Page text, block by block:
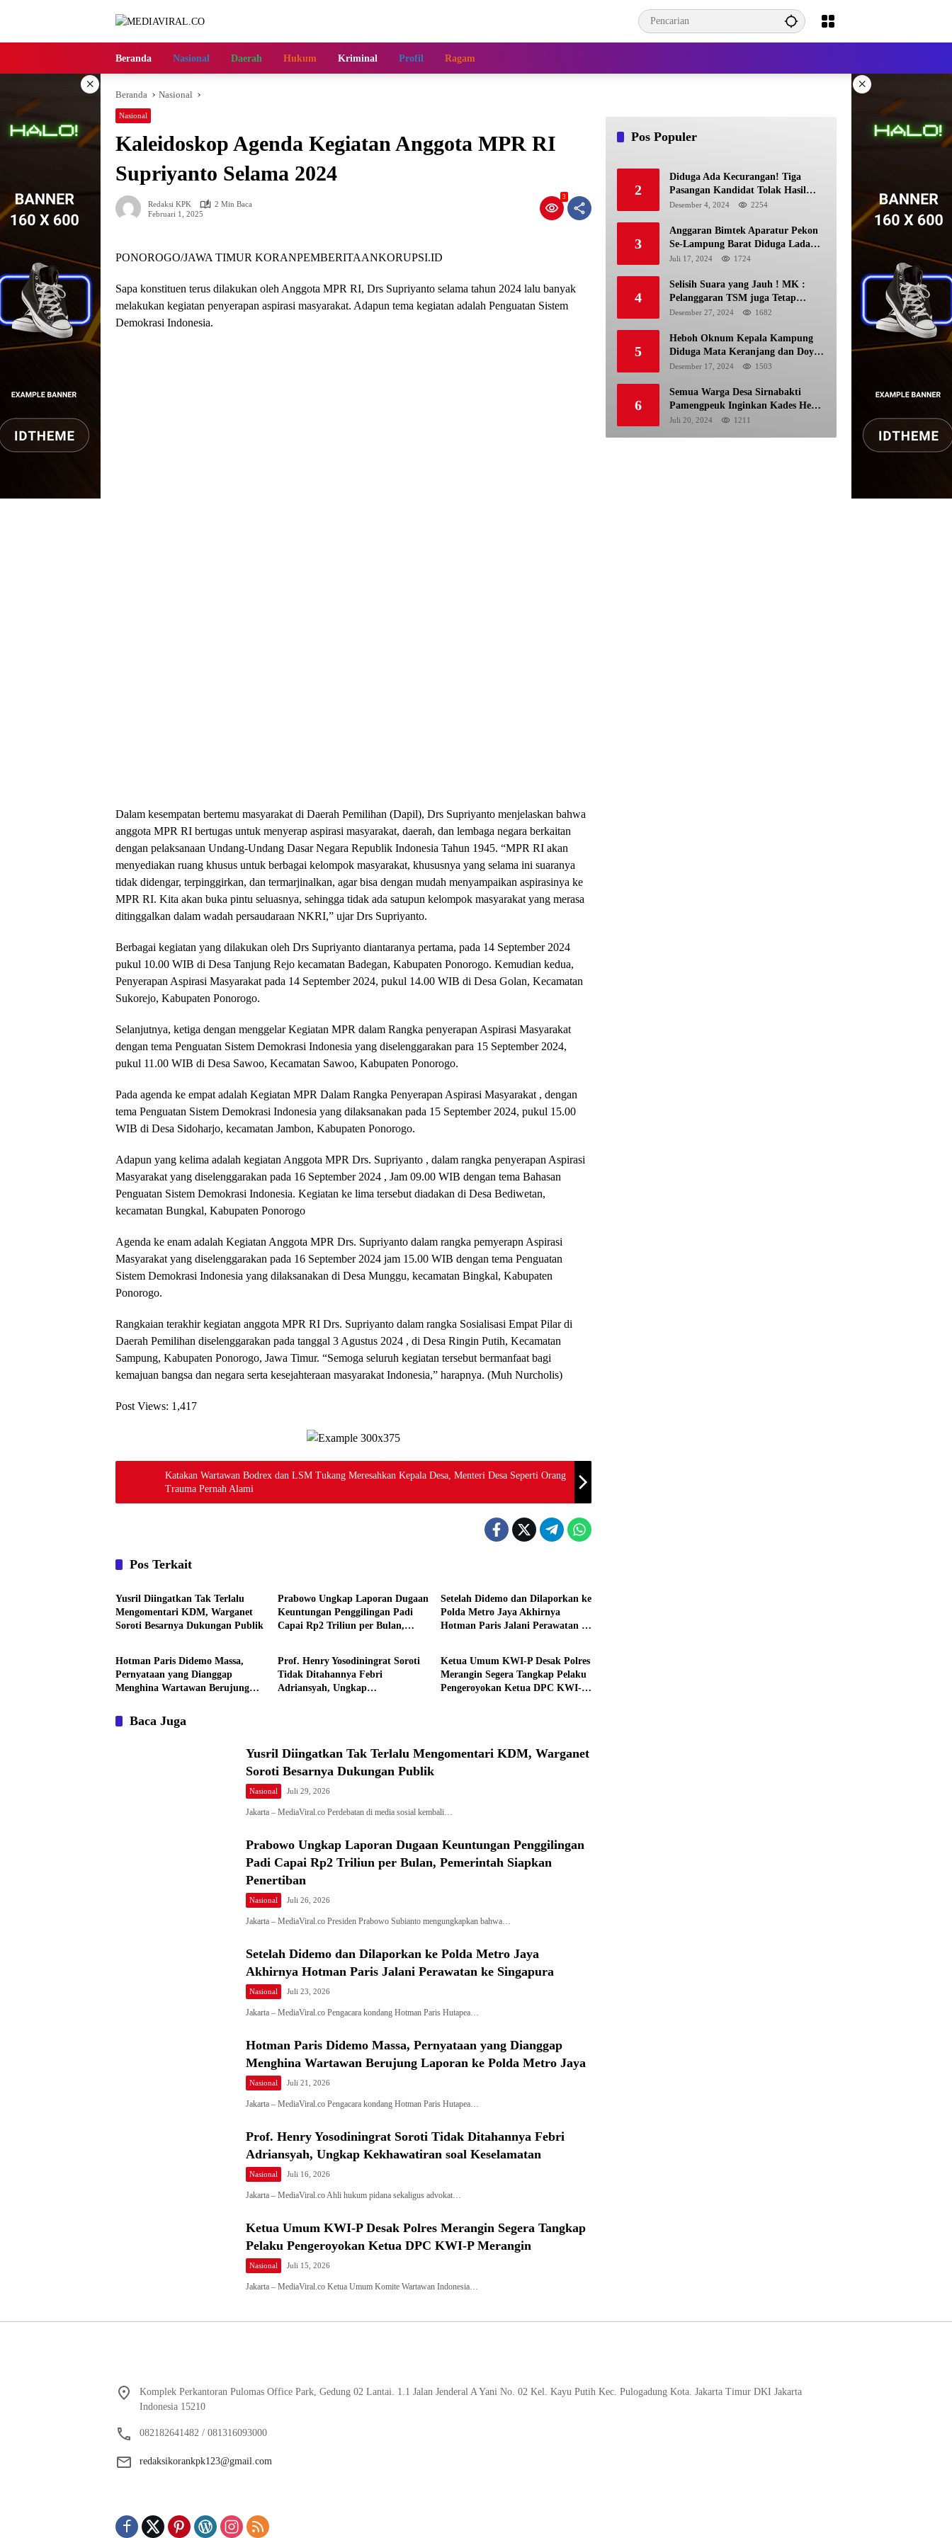
Beranda Nasional Daerah Hukum Kriminal Profil Ragam
× ×
Beranda Nasional
Nasional
Kaleidoskop Agenda Kegiatan Anggota MPR RI
Supriyanto Selama 2024
Redaksi KPK
2 Min Baca
Februari 1, 2025
3
PONOROGO/JAWA TIMUR KORANPEMBERITAANKORUPSI.ID
Sapa konstituen terus dilakukan oleh Anggota MPR RI, Drs Supriyanto selama tahun 2024 lalu banyak
melakukan kegiatan penyerapan aspirasi masyarakat. Adapun tema kegiatan adalah Penguatan Sistem
Demokrasi Indonesia.
Dalam kesempatan bertemu masyarakat di Daerah Pemilihan (Dapil), Drs Supriyanto menjelaskan bahwa
anggota MPR RI bertugas untuk menyerap aspirasi masyarakat, daerah, dan lembaga negara berkaitan
dengan pelaksanaan Undang-Undang Dasar Negara Republik Indonesia Tahun 1945. “MPR RI akan
menyediakan ruang khusus untuk berbagai kelompok masyarakat, khususnya yang selama ini suaranya
tidak didengar, terpinggirkan, dan termarjinalkan, agar bisa dengan mudah menyampaikan aspirasinya ke
MPR RI. Kita akan buka pintu seluasnya, sehingga tidak ada satupun kelompok masyarakat yang merasa
ditinggalkan dalam wadah persaudaraan NKRI,” ujar Drs Supriyanto.
Berbagai kegiatan yang dilakukan oleh Drs Supriyanto diantaranya pertama, pada 14 September 2024
pukul 10.00 WIB di Desa Tanjung Rejo kecamatan Badegan, Kabupaten Ponorogo. Kemudian kedua,
Penyerapan Aspirasi Masyarakat pada 14 September 2024, pukul 14.00 WIB di Desa Golan, Kecamatan
Sukorejo, Kabupaten Ponorogo.
Selanjutnya, ketiga dengan menggelar Kegiatan MPR dalam Rangka penyerapan Aspirasi Masyarakat
dengan tema Penguatan Sistem Demokrasi Indonesia yang diselenggarakan para 15 September 2024,
pukul 11.00 WIB di Desa Sawoo, Kecamatan Sawoo, Kabupaten Ponorogo.
Pada agenda ke empat adalah Kegiatan MPR Dalam Rangka Penyerapan Aspirasi Masyarakat , dengan
tema Penguatan Sistem Demokrasi Indonesia yang dilaksanakan pada 15 September 2024, pukul 15.00
WIB di Desa Sidoharjo, kecamatan Jambon, Kabupaten Ponorogo.
Adapun yang kelima adalah kegiatan Anggota MPR Drs. Supriyanto , dalam rangka penyerapan Aspirasi
Masyarakat yang diselenggarakan pada 16 September 2024 , Jam 09.00 WIB dengan tema Bahasan
Penguatan Sistem Demokrasi Indonesia. Kegiatan ke lima tersebut diadakan di Desa Bediwetan,
kecamatan Bungkal, Kabupaten Ponorogo
Agenda ke enam adalah Kegiatan Anggota MPR Drs. Supriyanto dalam rangka pemyerapn Aspirasi
Masyarakat yang diselenggarakan pada 16 September 2024 jam 15.00 WIB dengan tema Penguatan
Sistem Demokrasi Indonesia yang dilaksanakan di Desa Munggu, kecamatan Bingkal, Kabupaten
Ponorogo.
Rangkaian terakhir kegiatan anggota MPR RI Drs. Supriyanto dalam rangka Sosialisasi Empat Pilar di
Daerah Pemilihan diselenggarakan pada tanggal 3 Agustus 2024 , di Desa Ringin Putih, Kecamatan
Sampung, Kabupaten Ponorogo, Jawa Timur. “Semoga seluruh kegiatan tersebut bermanfaat bagi
kemajuan bangsa dan negara serta kesejahteraan masyarakat Indonesia,” harapnya. (Muh Nurcholis)
Post Views: 1,417
Katakan Wartawan Bodrex dan LSM Tukang Meresahkan Kepala Desa, Menteri Desa Seperti Orang
Trauma Pernah Alami
Pos Terkait
Nasional
Yusril Diingatkan Tak Terlalu
Mengomentari KDM, Warganet
Soroti Besarnya Dukungan Publik
Prabowo Ungkap Laporan Dugaan
Keuntungan Penggilingan Padi
Capai Rp2 Triliun per Bulan,
Setelah Didemo dan Dilaporkan ke
Polda Metro Jaya Akhirnya
Hotman Paris Jalani Perawatan ke
Hotman Paris Didemo Massa,
Pernyataan yang Dianggap
Menghina Wartawan Berujung
Nasional
Prof. Henry Yosodiningrat Soroti
Tidak Ditahannya Febri
Adriansyah, Ungkap
Ketua Umum KWI-P Desak Polres
Merangin Segera Tangkap Pelaku
Pengeroyokan Ketua DPC KWI-P
Baca Juga
Yusril Diingatkan Tak Terlalu Mengomentari KDM, Warganet
Soroti Besarnya Dukungan Publik
Nasional Juli 29, 2026
Jakarta – MediaViral.co Perdebatan di media sosial kembali…
Prabowo Ungkap Laporan Dugaan Keuntungan Penggilingan
Padi Capai Rp2 Triliun per Bulan, Pemerintah Siapkan
Penertiban
Nasional Juli 26, 2026
Jakarta – MediaViral.co Presiden Prabowo Subianto mengungkapkan bahwa…
Setelah Didemo dan Dilaporkan ke Polda Metro Jaya
Akhirnya Hotman Paris Jalani Perawatan ke Singapura
Nasional Juli 23, 2026
Jakarta – MediaViral.co Pengacara kondang Hotman Paris Hutapea…
Hotman Paris Didemo Massa, Pernyataan yang Dianggap
Menghina Wartawan Berujung Laporan ke Polda Metro Jaya
Nasional Juli 21, 2026
Jakarta – MediaViral.co Pengacara kondang Hotman Paris Hutapea…
Prof. Henry Yosodiningrat Soroti Tidak Ditahannya Febri
Adriansyah, Ungkap Kekhawatiran soal Keselamatan
Nasional Juli 16, 2026
Jakarta – MediaViral.co Ahli hukum pidana sekaligus advokat…
Ketua Umum KWI-P Desak Polres Merangin Segera Tangkap
Pelaku Pengeroyokan Ketua DPC KWI-P Merangin
Nasional Juli 15, 2026
Jakarta – MediaViral.co Ketua Umum Komite Wartawan Indonesia…
Pos Populer
2
Diduga Ada Kecurangan! Tiga
Pasangan Kandidat Tolak Hasil
Pilkada Kerinci 2024
Desember 4, 2024 2254
3
Anggaran Bimtek Aparatur Pekon
Se-Lampung Barat Diduga Ladang
Korupsi Buat Makan Anak Istri
Juli 17, 2024 1724
4
Selisih Suara yang Jauh ! MK :
Pelanggaran TSM juga Tetap
Mengacu pada Prinsip Keadilan
Desember 27, 2024 1682
5
Heboh Oknum Kepala Kampung
Diduga Mata Keranjang dan Doyan
Istri Orang
Desember 17, 2024 1503
6
Semua Warga Desa Sirnabakti
Pamengpeuk Inginkan Kades Herdi
Hidayat di Berhentikan Dari
Juli 20, 2024 1211
Komplek Perkantoran Pulomas Office Park, Gedung 02 Lantai. 1.1 Jalan Jenderal A Yani No. 02 Kel. Kayu Putih Kec. Pulogadung Kota. Jakarta Timur DKI Jakarta
Indonesia 15210
082182641482 / 081316093000
redaksikorankpk123@gmail.com